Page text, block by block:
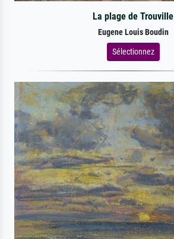
La plage de Trouville
Eugene Louis Boudin
Sélectionnez